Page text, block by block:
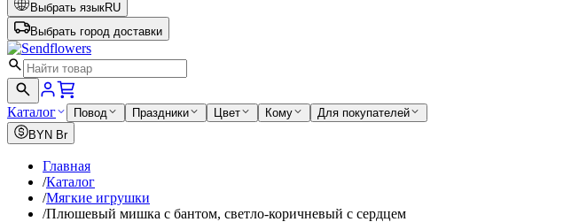
Выбрать языкRU
Выбрать город доставки
Каталог Повод Праздники Цвет Кому
Для покупателей
BYN Br
Главная
/Каталог
/Мягкие игрушки
/Плюшевый мишка с бантом, светло-коричневый с сердцем